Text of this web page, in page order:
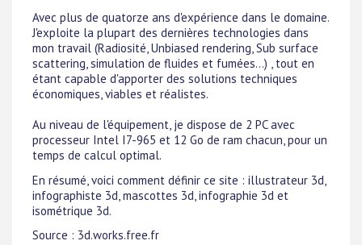
Avec plus de quatorze ans d'expérience dans le domaine.
J'exploite la plupart des dernières technologies dans
mon travail (Radiosité, Unbiased rendering, Sub surface
scattering, simulation de fluides et fumées...) , tout en
étant capable d'apporter des solutions techniques
économiques, viables et réalistes.
Au niveau de l'équipement, je dispose de 2 PC avec
processeur Intel I7-965 et 12 Go de ram chacun, pour un
temps de calcul optimal.
En résumé, voici comment définir ce site : illustrateur 3d,
infographiste 3d, mascottes 3d, infographie 3d et
isométrique 3d.
Source : 3d.works.free.fr